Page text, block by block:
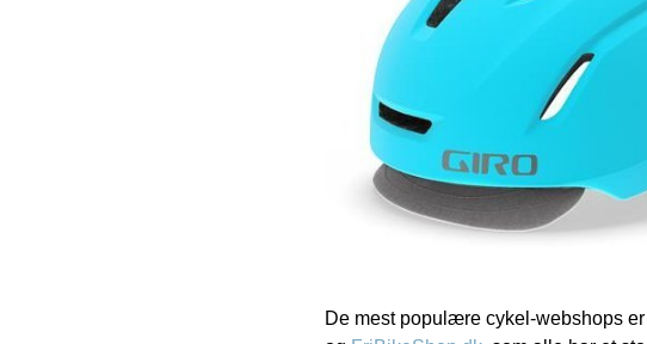
De mest populære cykel-webshops